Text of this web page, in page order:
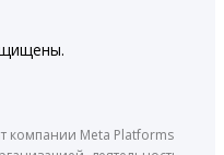
компании Meta Platforms